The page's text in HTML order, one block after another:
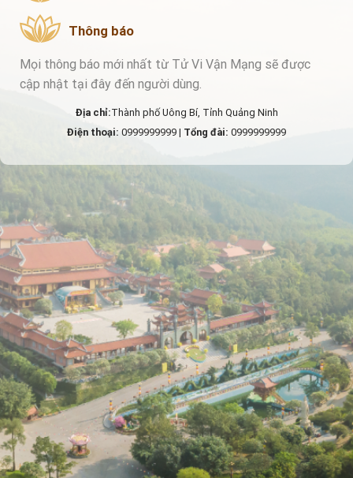
Thông báo
Mọi thông báo mới nhất từ Tử Vi Vận Mạng sẽ được
cập nhật tại đây đến người dùng.
Địa chỉ:Thành phố Uông Bí, Tỉnh Quảng Ninh
Điện thoại: 0999999999 | Tổng đài: 0999999999